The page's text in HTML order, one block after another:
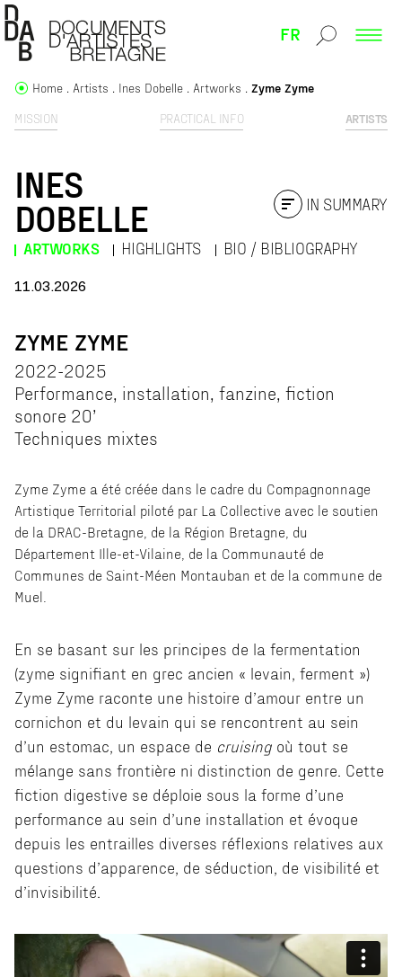
FR
MISSION PRACTICAL INFO ARTISTS
Home Artists Ines Dobelle Artworks Zyme Zyme
INES
DOBELLE
ARTWORKS HIGHLIGHTS BIO / BIBLIOGRAPHY
IN SUMMARY
11.03.2026
ZYME ZYME
2022-2025
Performance, installation, fanzine, fiction
sonore 20’
Techniques mixtes
Zyme Zyme a été créée dans le cadre du Compagnonnage
Artistique Territorial piloté par La Collective avec le soutien
de la DRAC-Bretagne, de la Région Bretagne, du
Département Ille-et-Vilaine, de la Communauté de
Communes de Saint-Méen Montauban et de la commune de
Muel.
En se basant sur les principes de la fermentation
(zyme signifiant en grec ancien « levain, ferment »)
Zyme Zyme raconte une histoire d’amour entre un
cornichon et du levain qui se rencontrent au sein
d’un estomac, un espace de cruising où tout se
mélange sans frontière ni distinction de genre. Cette
fiction digestive se déploie sous la forme d’une
performance au sein d’une installation et évoque
depuis les entrailles diverses réflexions relatives aux
questions d’apparence, de séduction, de visibilité et
d’invisibilité.